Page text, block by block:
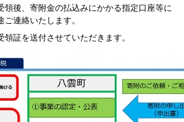
領後、寄附金の払込みにかかる指定口座等に
ご連絡いたします。
領証を送付させていただきます。